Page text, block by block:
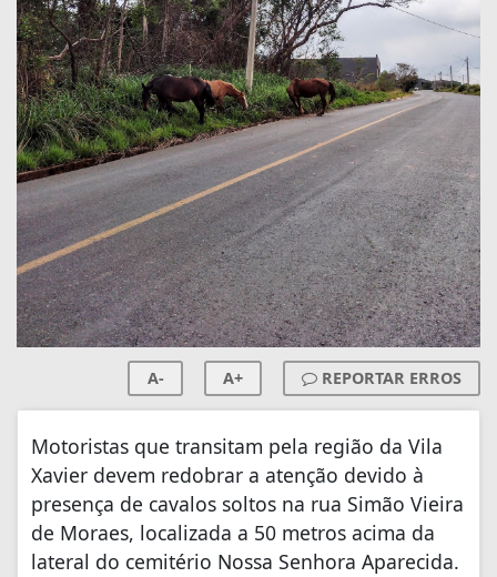
A- A+ REPORTAR ERROS
Motoristas que transitam pela região da Vila
Xavier devem redobrar a atenção devido à
presença de cavalos soltos na rua Simão Vieira
de Moraes, localizada a 50 metros acima da
lateral do cemitério Nossa Senhora Aparecida.